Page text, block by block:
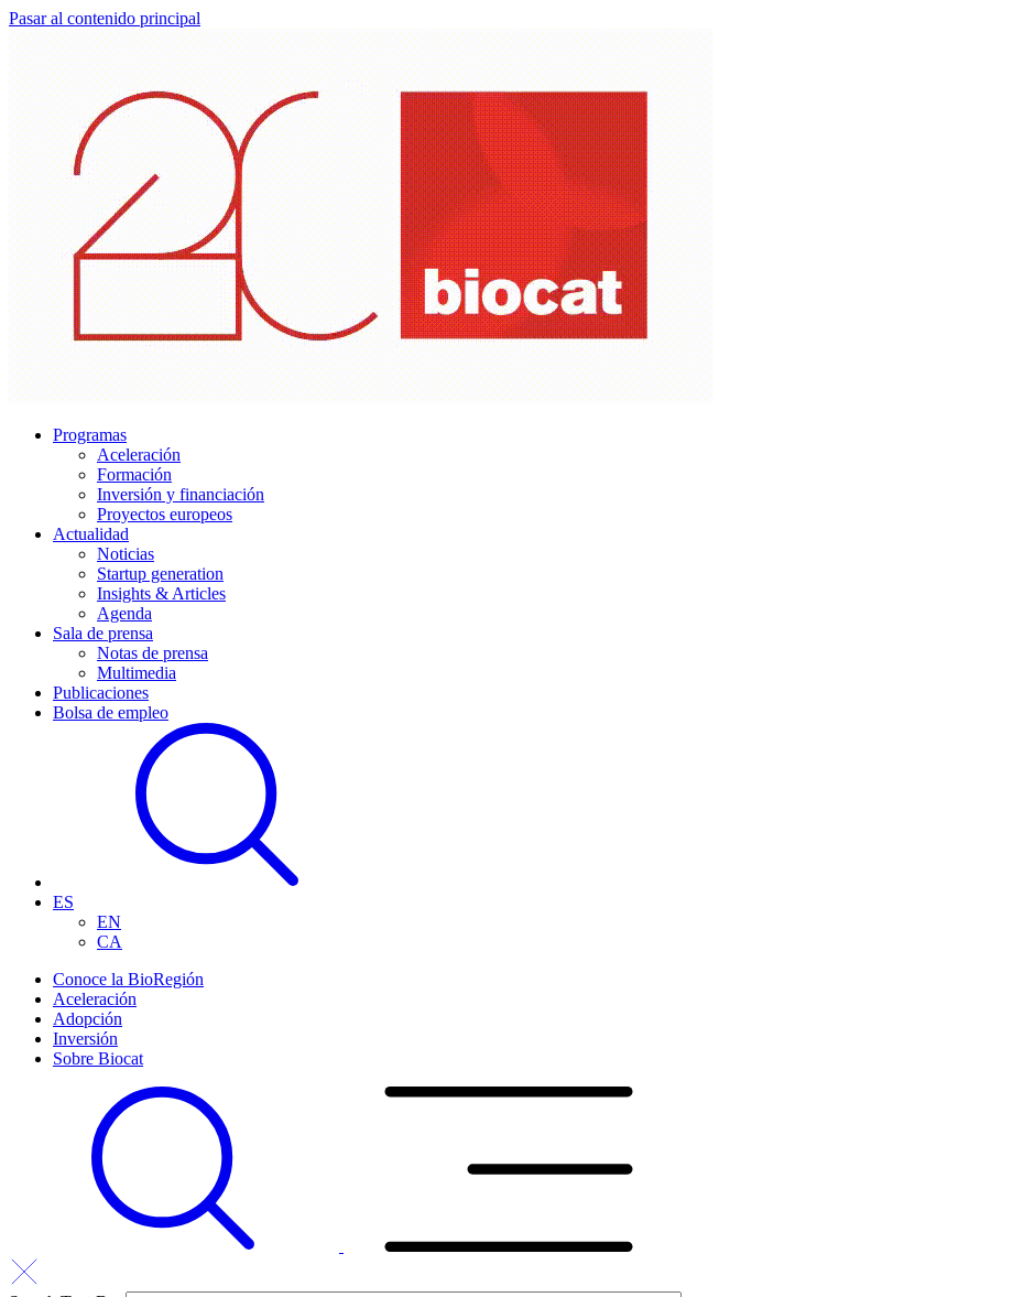
Pasar al contenido principal
Programas
Aceleración
Formación
Inversión y financiación
Proyectos europeos
Actualidad
Noticias
Startup generation
Insights & Articles
Agenda
Sala de prensa
Notas de prensa
Multimedia
Publicaciones
Bolsa de empleo
ES
EN
CA
Conoce la BioRegión
Aceleración
Adopción
Inversión
Sobre Biocat